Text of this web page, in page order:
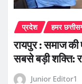
प्रदेश हमर
रायपुर : समाज
सबसे बड़ी शक्ति:
Junior Editor1